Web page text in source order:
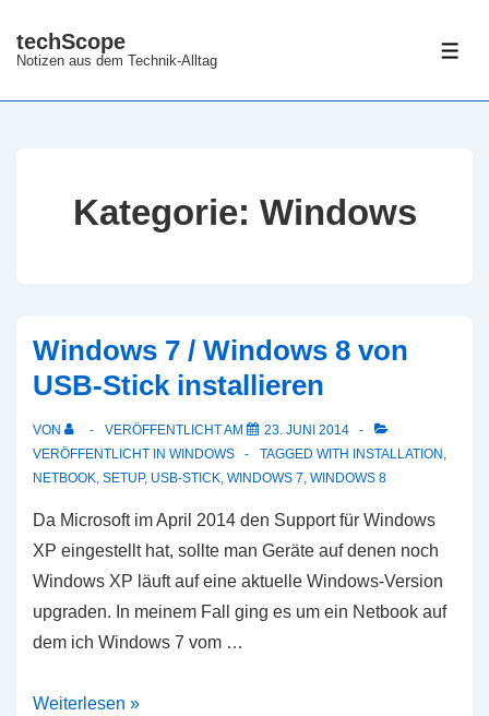
ZumtechScope
Notizen aus dem Technik-Alltag
Kategorie: Windows
Windows 7 / Windows 8 von
USB-Stick installieren
VON VERÖFFENTLICHT AM
23. JUNI 2014
VERÖFFENTLICHT IN WINDOWS TAGGED WITH INSTALLATION ,
NETBOOK, SETUP, USB-STICK, WINDOWS 7, WINDOWS 8
Da Microsoft im April 2014 den Support für Windows
XP eingestellt hat, sollte man Geräte auf denen noch
Windows XP läuft auf eine aktuelle Windows-Version
upgraden. In meinem Fall ging es um ein Netbook auf
dem ich Windows 7 vom …
Windows
Weiterlesen »